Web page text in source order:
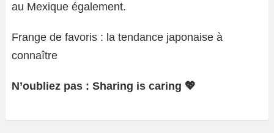
au Mexique également.
Frange de favoris : la tendance japonaise à
connaître
N’oubliez pas : Sharing is caring 💖